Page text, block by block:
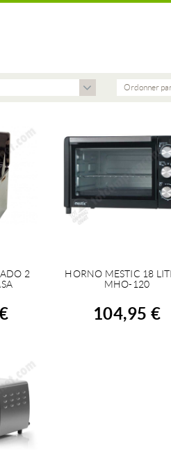
Ordonner
2
ACHETER
HORNO MESTIC 18
MHO-120
104,95 €